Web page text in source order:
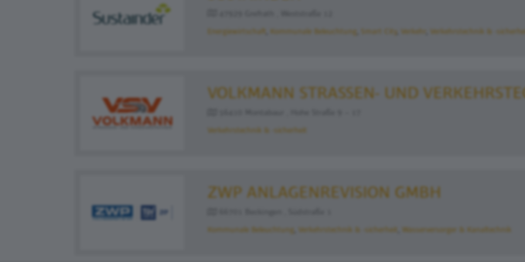
Energiewirtschaft Kommunale Beleuchtung Smart City Verkehr Verkehrstechnik & -
VOLKMANN STRASSEN- UND
Verkehrstechnik & -sicherheit
ZWP ANLAGENREVISION GMBH
Kommunale Beleuchtung Verkehrstechnik & -sicherheit Wasserversorger & Kanaltechnik